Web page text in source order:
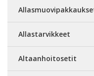
Allastarvikkeet
Altaanhoitosetit